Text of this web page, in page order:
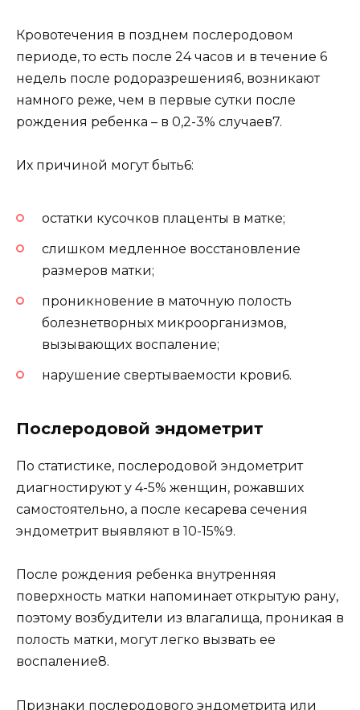
Кровотечения в позднем послеродовом
периоде, то есть после 24 часов и в течение 6
недель после родоразрешения6, возникают
намного реже, чем в первые сутки после
рождения ребенка – в 0,2-3% случаев7.
Их причиной могут быть6:
остатки кусочков плаценты в матке;
слишком медленное восстановление
размеров матки;
проникновение в маточную полость
болезнетворных микроорганизмов,
вызывающих воспаление;
нарушение свертываемости крови6.
Послеродовой эндометрит
По статистике, послеродовой эндометрит
диагностируют у 4-5% женщин, рожавших
самостоятельно, а после кесарева сечения
эндометрит выявляют в 10-15%9.
После рождения ребенка внутренняя
поверхность матки напоминает открытую рану,
поэтому возбудители из влагалища, проникая в
полость матки, могут легко вызвать ее
воспаление8.
Признаки послеродового эндометрита или